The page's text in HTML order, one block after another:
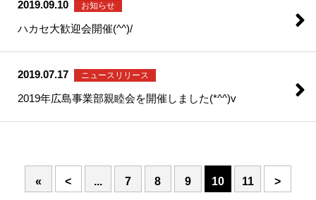
2019.09.10 お知らせ
ハカセ大歓迎会開催(^^)/
2019.07.17 ニュースリリース
2019年広島事業部親睦会を開催しました(*^^)v
« < ... 7 8 9 10 11 >